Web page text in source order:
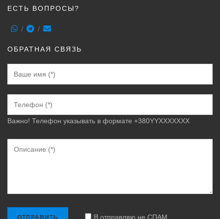
ЕСТЬ ВОПРОСЫ?
ОБРАТНАЯ СВЯЗЬ
Важно! Телефон указывать в формате +380YYXXXXXXX
Я отправляю не СПАМ